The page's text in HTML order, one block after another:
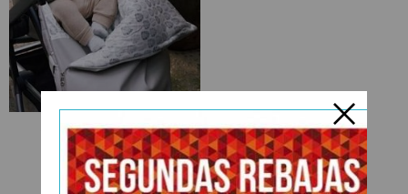
SACO SILLA POLIPIEL Y
ESTAMPADO BEBÉ
69,95 €